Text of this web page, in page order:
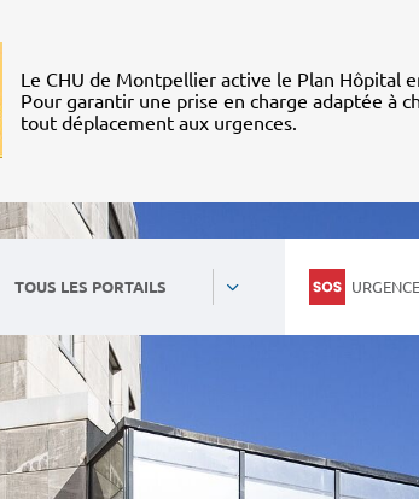
Le CHU de Montpellier active le Plan Hôpital
Pour garantir une prise en charge adaptée à
tout déplacement aux urgences.
TOUS LES PORTAILS